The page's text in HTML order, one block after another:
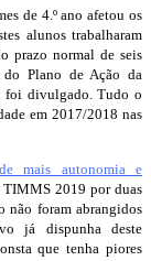
de 4.º ano afetou os
alunos trabalharam
prazo normal de seis
Plano de Ação da
foi divulgado. Tudo o
em 2017/2018 nas
mais autonomia e
2019 por duas
não foram abrangidos
já dispunha deste
que tenha piores